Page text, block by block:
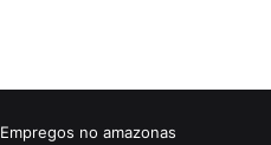
Empregos no amazonas